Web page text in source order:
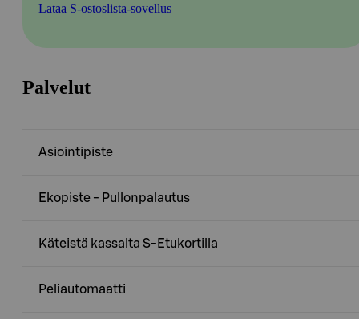
Lataa S-ostoslista-sovellus
Palvelut
Asiointipiste
Ekopiste - Pullonpalautus
Käteistä kassalta S-Etukortilla
Peliautomaatti